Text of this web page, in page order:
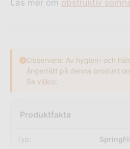
Läs mer om obstruktiv
Observera: Av hygien- och
ångerrätt på denna produkt
Se villkor.
Typ: